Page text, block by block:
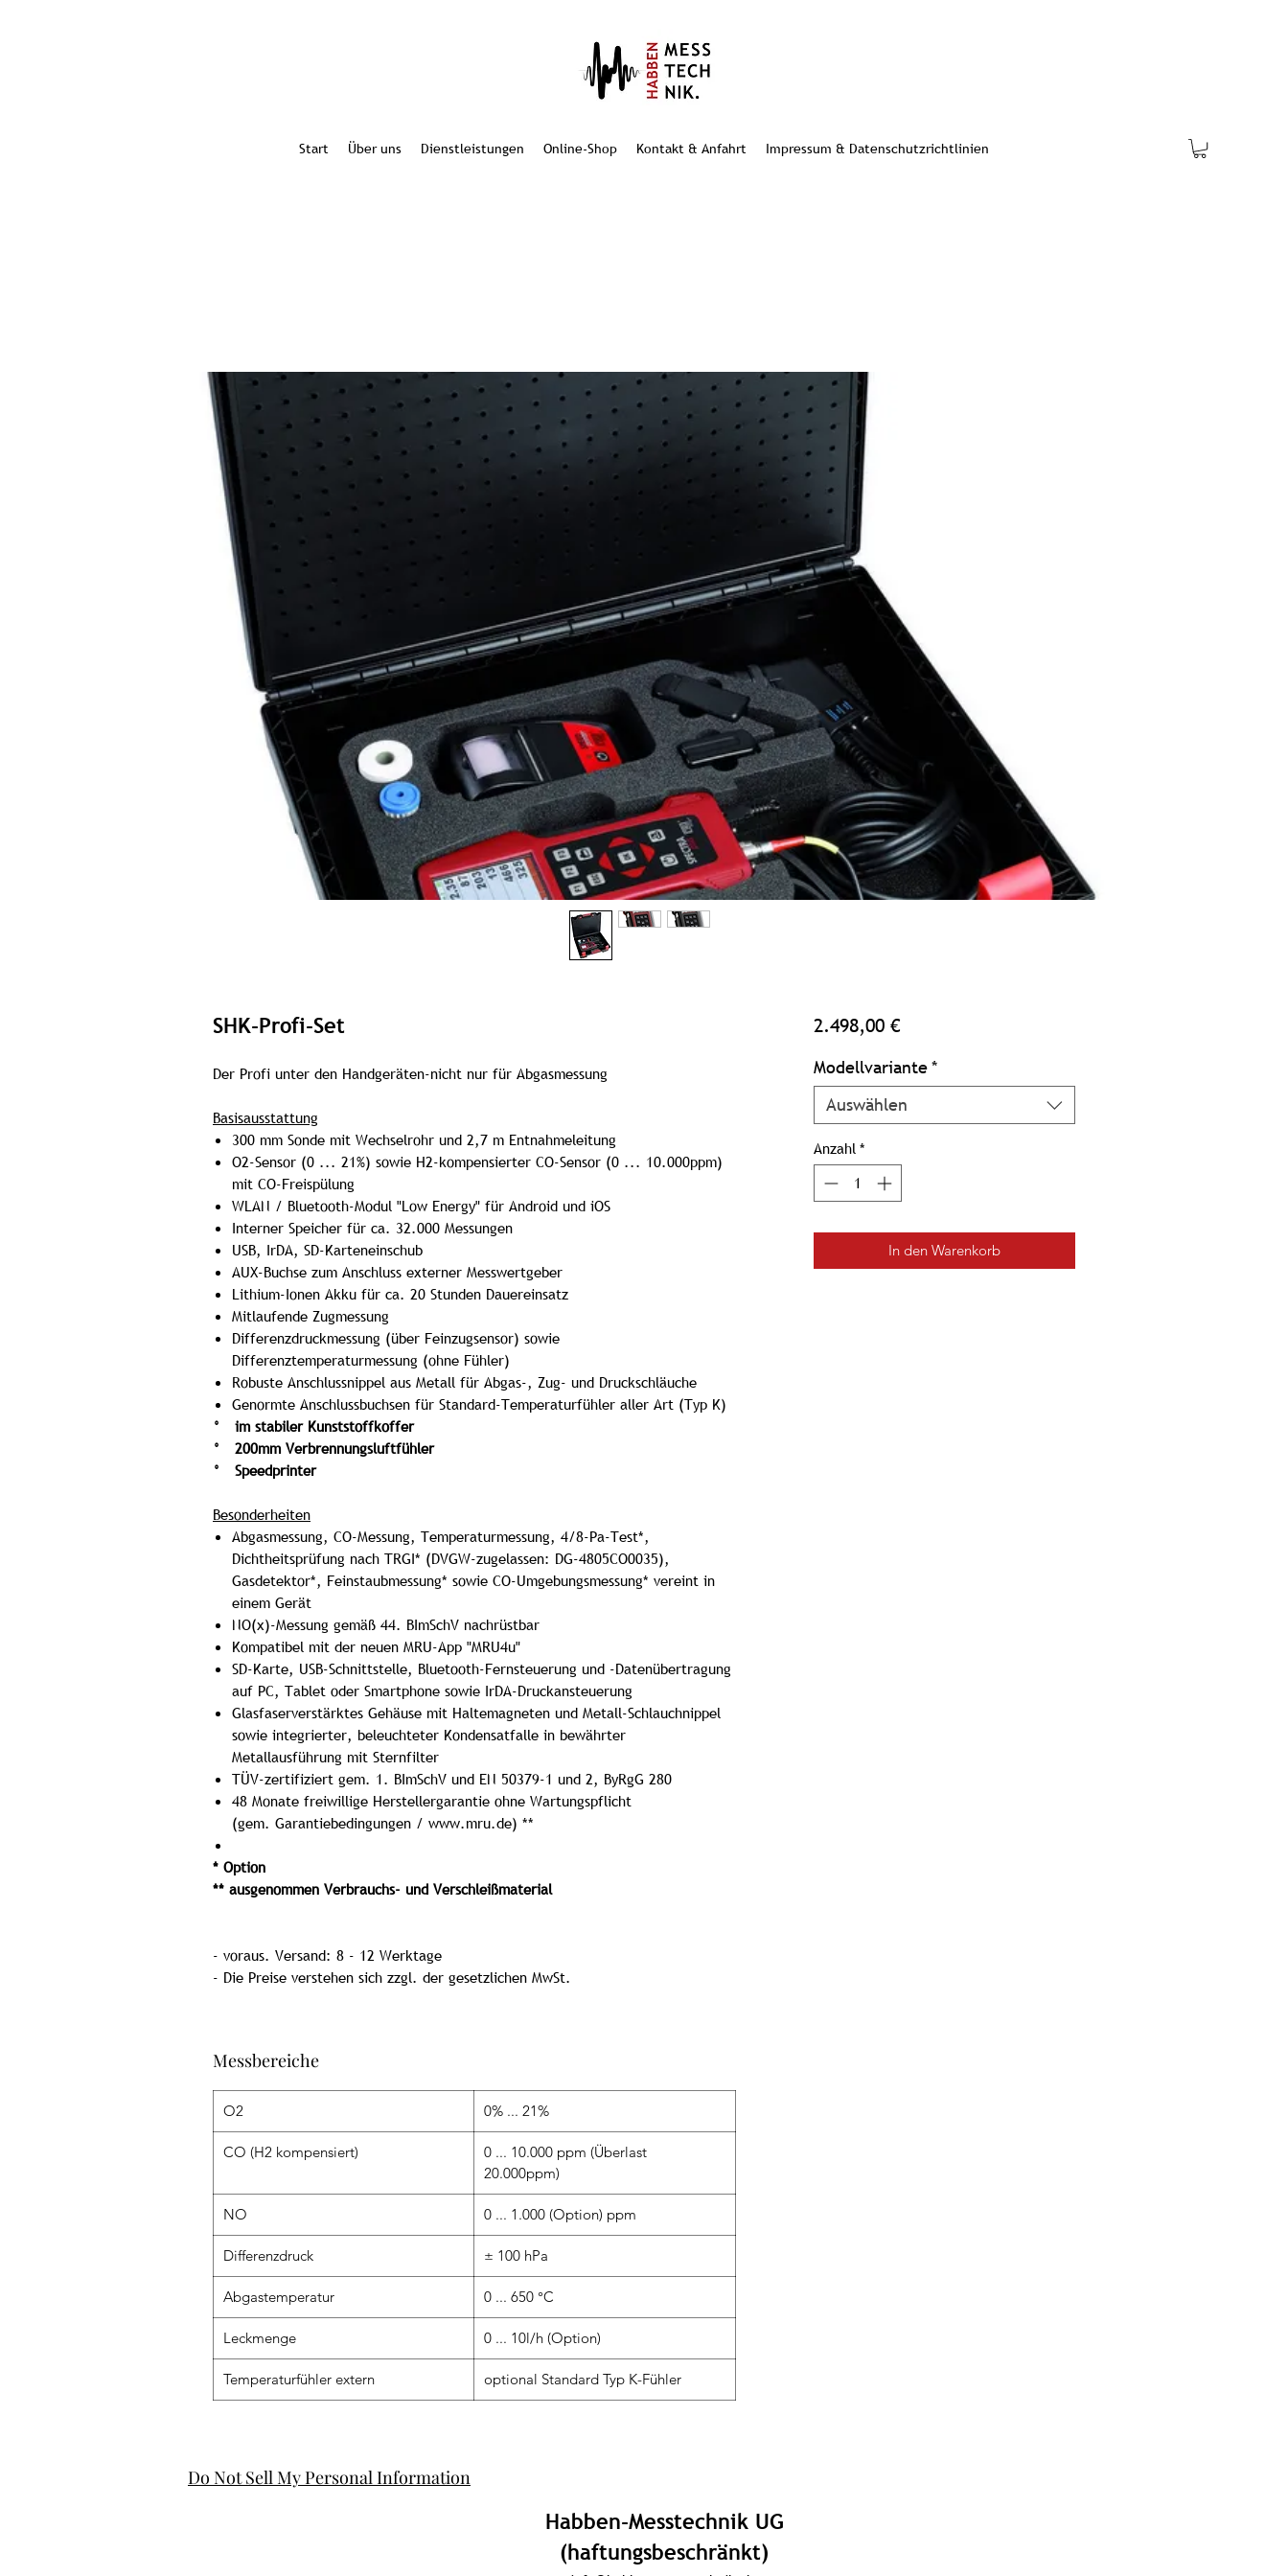
Start Über uns Dienstleistungen Online-Shop Kontakt & Anfahrt Impressum & Datenschutzrichtlinien
SHK-Profi-Set
Der Profi unter den Handgeräten-nicht nur für Abgasmessung
Basisausstattung
300 mm Sonde mit Wechselrohr und 2,7 m Entnahmeleitung
O2-Sensor (0 ... 21%) sowie H2-kompensierter CO-Sensor (0 ... 10.000ppm)
mit CO-Freispülung
WLAN / Bluetooth‐Modul "Low Energy" für Android und iOS
Interner Speicher für ca. 32.000 Messungen
USB, IrDA, SD-Karteneinschub
AUX-Buchse zum Anschluss externer Messwertgeber
Lithium-Ionen Akku für ca. 20 Stunden Dauereinsatz
Mitlaufende Zugmessung
Differenzdruckmessung (über Feinzugsensor) sowie
Differenztemperaturmessung (ohne Fühler)
Robuste Anschlussnippel aus Metall für Abgas-, Zug- und Druckschläuche
Genormte Anschlussbuchsen für Standard-Temperaturfühler aller Art (Typ K)
° im stabiler Kunststoffkoffer
° 200mm Verbrennungsluftfühler
° Speedprinter
Besonderheiten
Abgasmessung, CO-Messung, Temperaturmessung, 4/8-Pa-Test*,
Dichtheitsprüfung nach TRGI* (DVGW-zugelassen: DG-4805CO0035),
Gasdetektor*, Feinstaubmessung* sowie CO-Umgebungsmessung* vereint in
einem Gerät
NO(x)-Messung gemäß 44. BImSchV nachrüstbar
Kompatibel mit der neuen MRU-App "MRU4u"
SD-Karte, USB-Schnittstelle, Bluetooth-Fernsteuerung und -Datenübertragung
auf PC, Tablet oder Smartphone sowie IrDA-Druckansteuerung
Glasfaserverstärktes Gehäuse mit Haltemagneten und Metall-Schlauchnippel
sowie integrierter, beleuchteter Kondensatfalle in bewährter
Metallausführung mit Sternfilter
TÜV-zertifiziert gem. 1. BImSchV und EN 50379-1 und 2, ByRgG 280
48 Monate freiwillige Herstellergarantie ohne Wartungspflicht
(gem. Garantiebedingungen / www.mru.de) **
* Option
** ausgenommen Verbrauchs- und Verschleißmaterial
- voraus. Versand: 8 - 12 Werktage
- Die Preise verstehen sich zzgl. der gesetzlichen MwSt.
Messbereiche
O2 0% ... 21%
CO (H2 kompensiert)
0 ... 10.000 ppm (Überlast
20.000ppm)
NO 0 ... 1.000 (Option) ppm
Differenzdruck ± 100 hPa
Abgastemperatur 0 ... 650 °C
Leckmenge 0 ... 10l/h (Option)
Temperaturfühler extern optional Standard Typ K-Fühler
2.498,00 €Preis
Modellvariante*
Auswählen
Anzahl *
In den Warenkorb
Do Not Sell My Personal Information
Habben-Messtechnik UG
(haftungsbeschränkt)